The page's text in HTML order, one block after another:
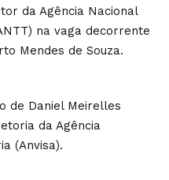
da Agência Nacional
na vaga decorrente
Mendes de Souza.
de Daniel Meirelles
da Agência
(Anvisa).